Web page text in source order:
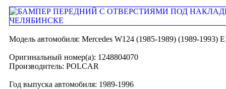
Модель автомобиля: Mercedes W124 (1985-1989) (1989-1993)
Оригинальный номер(а): 1248804070
Производитель: POLCAR
Год выпуска автомобиля: 1989-1996